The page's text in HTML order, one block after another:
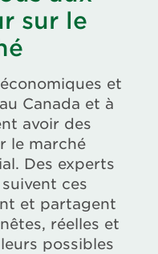
sur le
et
Canada et à
avoir des
le marché
Des experts
ces
et partagent
réelles et
possibles